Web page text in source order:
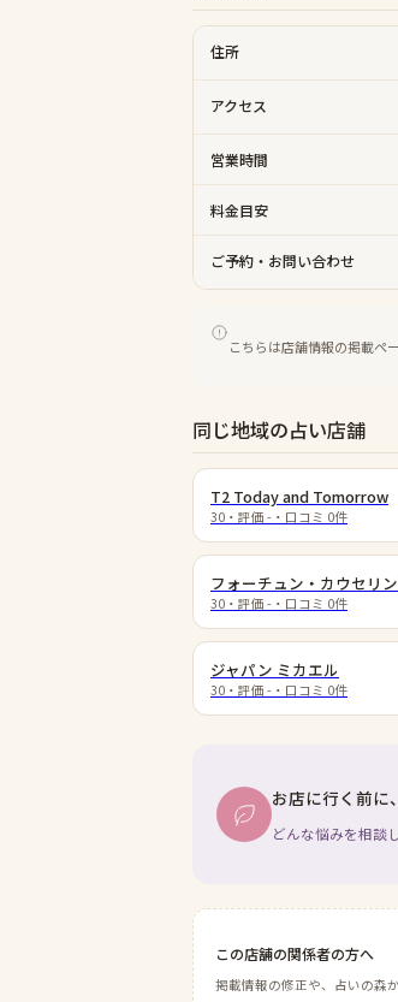
住所
アクセス
営業時間
料金目安
ご予約・お問い合わせ
こちらは店舗情報の掲載ペ
同じ地域の占い店舗
T2 Today and Tomorrow
30 ・評価 - ・口コミ 0件
フォーチュン・カウセリ
30 ・評価 - ・口コミ 0件
ジャパン ミカエル
30 ・評価 - ・口コミ 0件
お店に行く前に
どんな悩みを相談
この店舗の関係者の方へ
掲載情報の修正や、占いの森